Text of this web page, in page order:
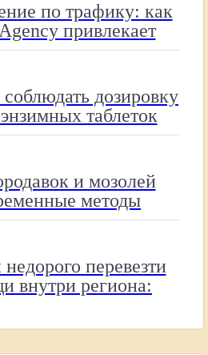
по трафику: как
привлекает
посетителей
дозировку
таблеток
и мозолей
методы
перевезти
внутри региона: